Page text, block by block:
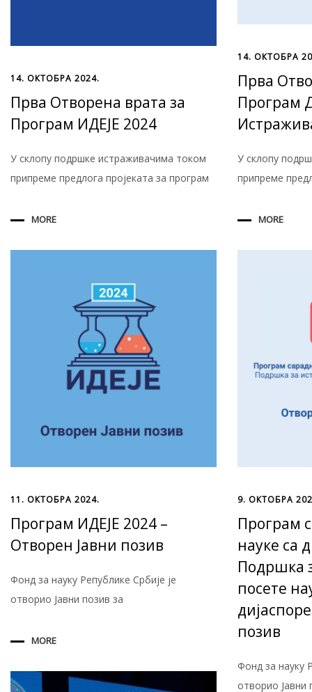
14. ОКТОБРА
Прва
Програм
У склопу
припреме
MORE
14. ОКТОБРА 2024.
Прва Отворена врата за
Програм ИДЕЈЕ 2024
У склопу подршке истраживачима током
припреме предлога пројеката за програм
MORE
11. ОКТОБРА 2024.
Програм ИДЕЈЕ 2024 –
Отворен Јавни позив
Фонд за науку Републике Србије je
отворио Јавни позив за
MORE
9. ОКТОБРА
Програм
науке са
Подршка
посете
позив
Фонд за науку
отворио Јавни